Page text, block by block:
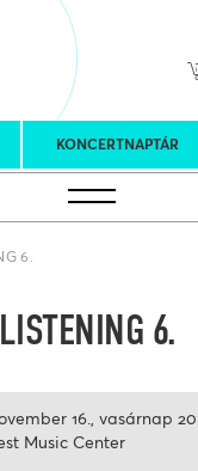
KONCERTNAPTÁR
Kulturális
Program
6.
6.
16. vasárnap
Music Center